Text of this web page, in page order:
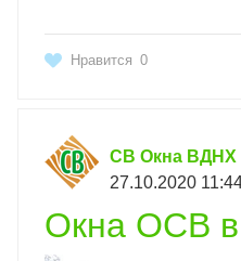
Нравится 0
СВ Окна ВДНХ
27.10.2020
Окна ОСВ в